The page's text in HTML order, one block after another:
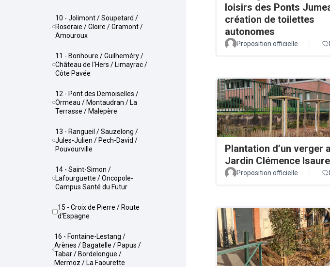
10 - Jolimont / Soupetard /
Roseraie / Gloire / Gramont /
Amouroux
11 - Bonhoure / Guilheméry /
Château de l'Hers / Limayrac /
Côte Pavée
12 - Pont des Demoiselles /
Ormeau / Montaudran / La
Terrasse / Malepère
13 - Rangueil / Sauzelong /
Jules-Julien / Pech-David /
Pouvourville
14 - Saint-Simon /
Lafourguette / Oncopole-
Campus Santé du Futur
15 - Croix de Pierre / Route
d'Espagne
16 - Fontaine-Lestang /
Arènes / Bagatelle / Papus /
Tabar / Bordelongue /
Mermoz / La Faourette
loisirs des Ponts
création de toilettes
autonomes
Proposition officielle
Plantation d’un verger
Jardin Clémence Isaure
Proposition officielle